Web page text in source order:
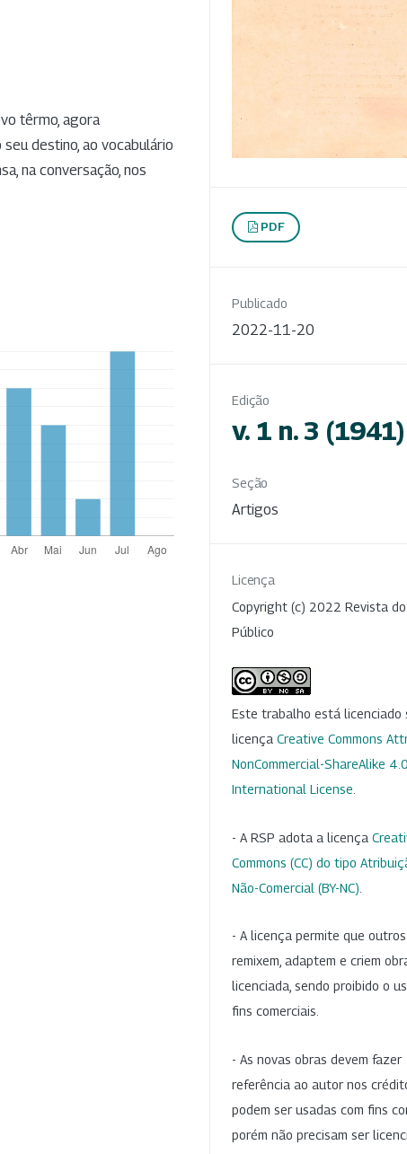
têrmo, agora
destino, ao vocabulário
na conversação, nos
PDF
Publicado
2022-11-20
Edição
v. 1 n. 3 (1941)
Seção
Artigos
Licença
Copyright (c) 2022 Revista
Público
Este trabalho está licenciado
licença Creative Commons
NonCommercial-ShareAlike 4.0
International License
- A RSP adota a licença
Commons (CC) do tipo
Não-Comercial (BY-NC)
- A licença permite que outros
remixem, adaptem e criem
licenciada, sendo proibido o
fins comerciais.
- As novas obras devem fazer
referência ao autor nos
podem ser usadas com fins
porém não precisam ser